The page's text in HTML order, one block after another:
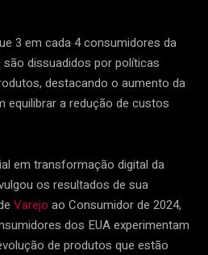
3 em cada 4 consumidores da
dissuadidos por políticas
destacando o aumento da
equilibrar a redução de custos
em transformação digital da
os resultados de sua
Varejo ao Consumidor de 2024,
dos EUA experimentam
de produtos que estão